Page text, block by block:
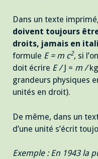
Dans un texte imprimé,
doivent toujours
droits, jamais en
formule E = m c2, si
doit écrire E /J = m /kg
grandeurs physiques
unités en droit).
De même, dans un
d’une unité s’écrit
Exemple : En 1943 la